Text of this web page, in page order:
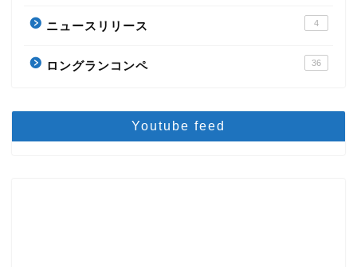
ニュースリリース 4
ロングランコンペ 36
Youtube feed